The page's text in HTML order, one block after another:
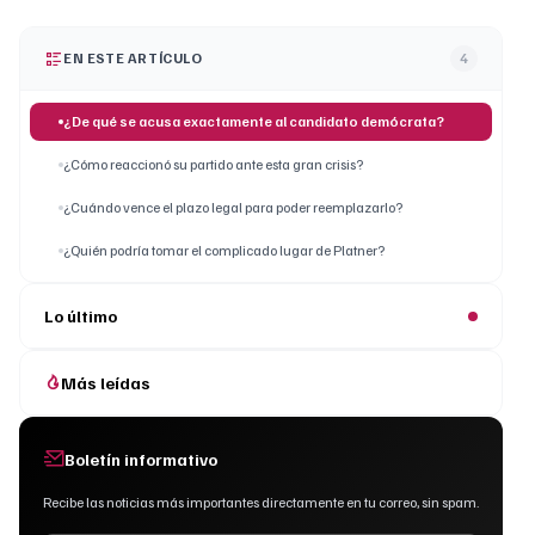
EN ESTE ARTÍCULO 4
¿De qué se acusa exactamente al candidato demócrata?
¿Cómo reaccionó su partido ante esta gran crisis?
¿Cuándo vence el plazo legal para poder reemplazarlo?
¿Quién podría tomar el complicado lugar de Platner?
Lo último
Más leídas
Boletín informativo
Recibe las noticias más importantes directamente en tu correo, sin spam.